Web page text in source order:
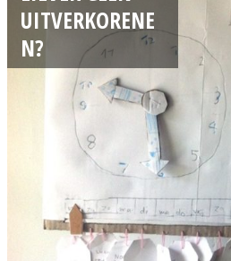
UITVERKORENE
N?